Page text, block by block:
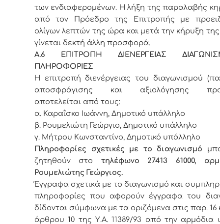
των ενδιαφερομένων. Η λήξη της παραλαβής
από τον Πρόεδρο της Επιτροπής με
ολίγων λεπτών της ώρα και μετά την κήρυξη
γίνεται δεκτή άλλη προσφορά.
Α.6 ΕΠΙΤΡΟΠΗ ΔΙΕΝΕΡΓΕΙΑΣ
ΠΛΗΡΟΦΟΡΙΕΣ
Η επιτροπή διενέργειας του διαγωνισμού
αποσφράγισης και αξιολόγησης
αποτελείται από τους:
α. Καραΐσκο Ιωάννη, Δημοτικό υπάλληλο
β. Ρουμελιώτη Γεώργιο, Δημοτικό υπάλληλο
γ. Μήτρου Κωνσταντίνο, Δημοτικό υπάλληλο
Πληροφορίες σχετικές με το διαγωνισμό
ζητηθούν στο τηλέφωνο 27413 61000,
Ρουμελιώτης Γεώργιος.
Έγγραφα σχετικά με το διαγωνισμό και
πληροφορίες που αφορούν έγγραφα του
δίδονται σύμφωνα με τα οριζόμενα στις παρ. 16
άρθρου 10 της Υ.Α. 11389/93 από την αρμόδια